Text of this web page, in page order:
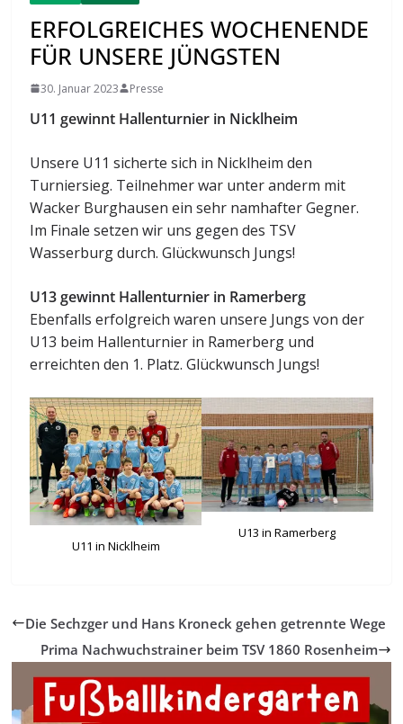
ERFOLGREICHES WOCHENENDE
FÜR UNSERE JÜNGSTEN
30. Januar 2023 Presse
U11 gewinnt Hallenturnier in Nicklheim
Unsere U11 sicherte sich in Nicklheim den
Turniersieg. Teilnehmer war unter anderm mit
Wacker Burghausen ein sehr namhafter Gegner.
Im Finale setzen wir uns gegen des TSV
Wasserburg durch. Glückwunsch Jungs!
U13 gewinnt Hallenturnier in Ramerberg
Ebenfalls erfolgreich waren unsere Jungs von der
U13 beim Hallenturnier in Ramerberg und
erreichten den 1. Platz. Glückwunsch Jungs!
U11 in Nicklheim
U13 in Ramerberg
Die Sechzger und Hans Kroneck gehen getrennte Wege
Prima Nachwuchstrainer beim TSV 1860 Rosenheim